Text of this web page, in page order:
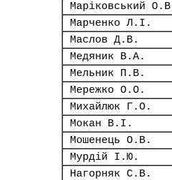
Маріковський
Марченко Л.І.
Маслов Д.В.
Медяник В.А.
Мельник П.В.
Мережко О.О.
Михайлюк Г.О.
Мокан В.І.
Мошенець О.В.
Мурдій І.Ю.
Нагорняк С.В.